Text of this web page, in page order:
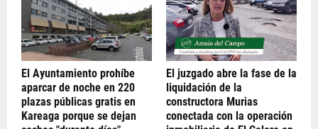
El Ayuntamiento prohíbe
aparcar de noche en 220
plazas públicas gratis en
Kareaga porque se dejan
El juzgado abre la fase de la
liquidación de la
constructora Murias
conectada con la operación